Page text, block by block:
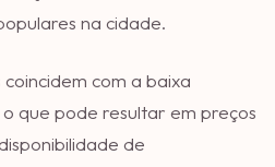
na cidade.
coincidem com a baixa
que pode resultar em preços
de